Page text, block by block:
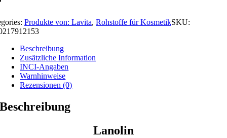
Produkte von: Lavita, Rohstoffe für KosmetikSKU:
Beschreibung
Zusätzliche Information
INCI-Angaben
Warnhinweise
Rezensionen (0)
Beschreibung
Lanolin